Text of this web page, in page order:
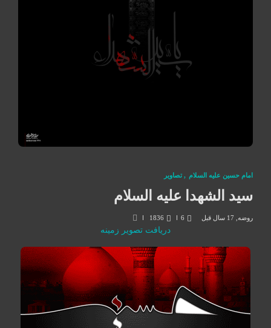
امام حسین علیه السلام , تصاوير
سید الشهدا علیه السلام
روضه 17 سال قبل 6
1836
دریافت تصویر زمینه